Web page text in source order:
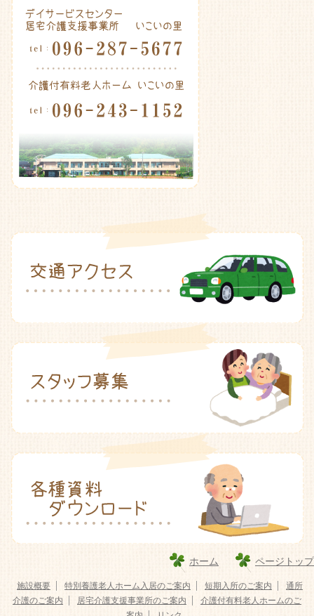
ホーム ページトップ
施設概要 特別養護老人ホーム入居のご案内 短期入所のご案内
通所
介護のご案内
居宅介護支援事業所のご案内
介護付有料老人ホームのご